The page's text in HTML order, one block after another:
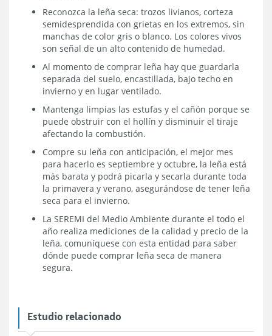
Reconozca la leña seca: trozos livianos, corteza
semidesprendida con grietas en los extremos, sin
manchas de color gris o blanco. Los colores vivos
son señal de un alto contenido de humedad.
Al momento de comprar leña hay que guardarla
separada del suelo, encastillada, bajo techo en
invierno y en lugar ventilado.
Mantenga limpias las estufas y el cañón porque se
puede obstruir con el hollín y disminuir el tiraje
afectando la combustión.
Compre su leña con anticipación, el mejor mes
para hacerlo es septiembre y octubre, la leña está
más barata y podrá picarla y secarla durante toda
la primavera y verano, asegurándose de tener leña
seca para el invierno.
La SEREMI del Medio Ambiente durante el todo el
año realiza mediciones de la calidad y precio de la
leña, comuníquese con esta entidad para saber
dónde puede comprar leña seca de manera
segura.
Estudio relacionado